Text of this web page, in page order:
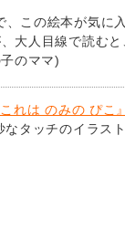
この絵本が気に
大人目線で読むと
のママ)
これは のみの ぴこ』
タッチのイラス